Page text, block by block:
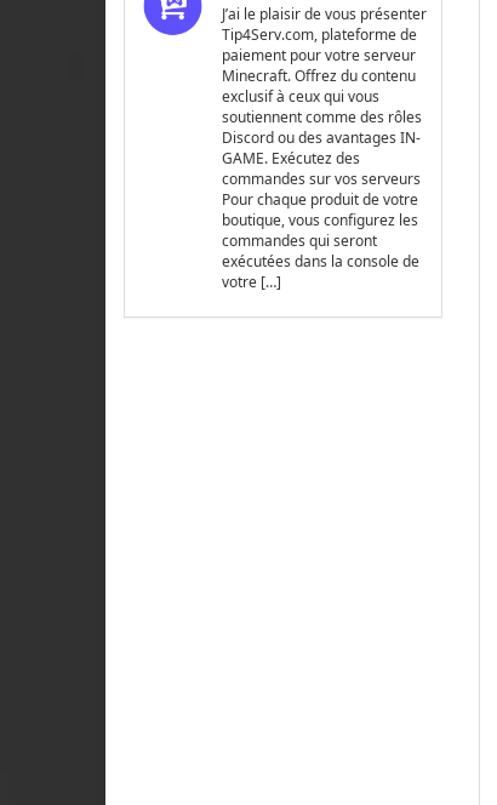
J’ai le plaisir de vous présenter
Tip4Serv.com, plateforme de
paiement pour votre serveur
Minecraft. Offrez du contenu
exclusif à ceux qui vous
soutiennent comme des rôles
Discord ou des avantages IN-
GAME. Exécutez des
commandes sur vos serveurs
Pour chaque produit de votre
boutique, vous configurez les
commandes qui seront
exécutées dans la console de
votre […]